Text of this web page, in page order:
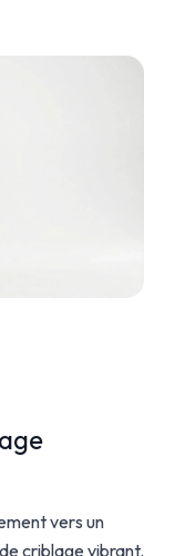
vers un
criblage vibrant.